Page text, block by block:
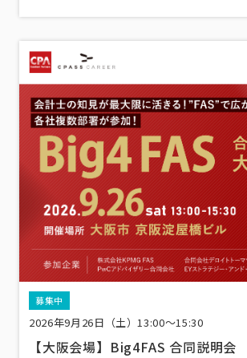
募集中
2026年9月26日（土）13:00〜15:30
【大阪会場】Big4FAS 合同説明会